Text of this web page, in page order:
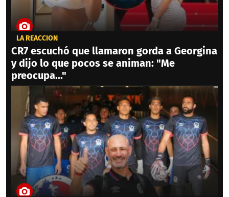
LA REACCIÓN
CR7 escuchó que llamaron gorda a Georgina
y dijo lo que pocos se animan: "Me
preocupa..."